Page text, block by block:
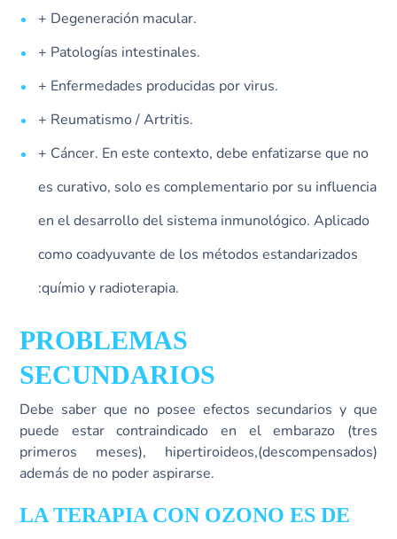
+ Degeneración macular.
+ Patologías intestinales.
+ Enfermedades producidas por virus.
+ Reumatismo / Artritis.
+ Cáncer. En este contexto, debe enfatizarse que no
es curativo, solo es complementario por su influencia
en el desarrollo del sistema inmunológico. Aplicado
como coadyuvante de los métodos estandarizados
:químio y radioterapia.
PROBLEMAS
SECUNDARIOS
Debe saber que no posee efectos secundarios y que
puede estar contraindicado en el embarazo (tres
primeros meses), hipertiroideos,(descompensados)
además de no poder aspirarse.
LA TERAPIA CON OZONO ES DE